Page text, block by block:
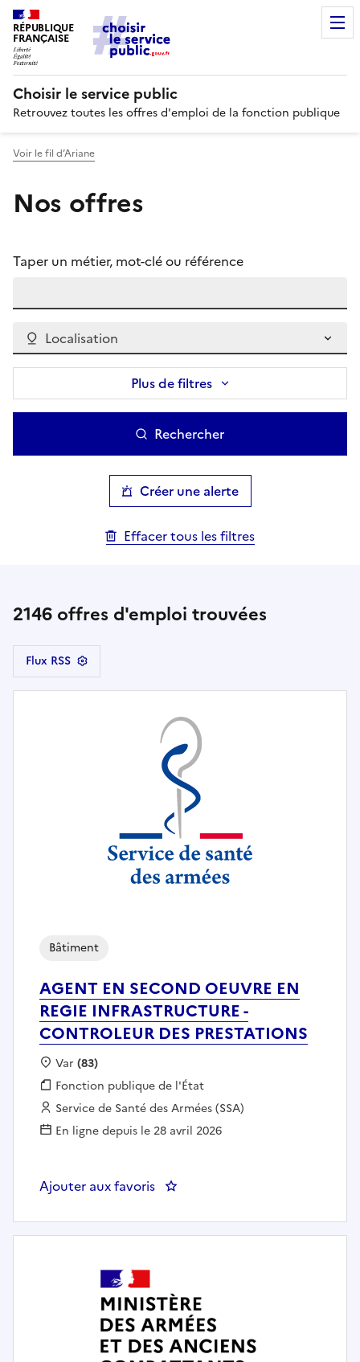
RÉPUBLIQUE
FRANÇAISE
Choisir le service public
Retrouvez toutes les offres d'emploi de la fonction publique
Voir le fil d’Ariane
Nos offres
Taper un métier, mot-clé ou référence
Localisation
Plus de filtres
Rechercher
Créer une alerte
Effacer tous les filtres
2146 offres d'emploi trouvées
Flux RSS
AGENT EN SECOND OEUVRE EN
REGIE INFRASTRUCTURE -
CONTROLEUR DES PRESTATIONS
Bâtiment
Localisation :
Var (83)
Fonction publique :
Fonction publique de l'État
Employeur :
Service de Santé des Armées (SSA)
En ligne depuis le 28 avril 2026
Ajouter aux favoris : AGENT EN SECOND OEUVRE